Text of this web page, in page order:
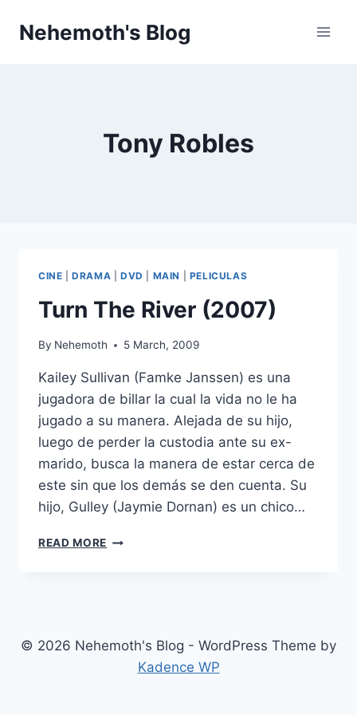
Nehemoth's Blog
Tony Robles
CINE |DRAMA DVD MAIN PELICULAS
Turn The River (2007)
By Nehemoth 5 March, 2009
Kailey Sullivan (Famke Janssen) es una
jugadora de billar la cual la vida no le ha
jugado a su manera. Alejada de su hijo,
luego de perder la custodia ante su ex-
marido, busca la manera de estar cerca de
este sin que los demás se den cuenta. Su
hijo, Gulley (Jaymie Dornan) es un chico…
READ MORE TURN
© 2026 Nehemoth's Blog - WordPress Theme by
Kadence WP